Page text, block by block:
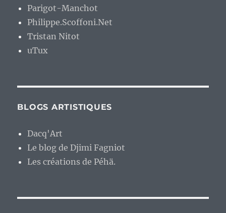
Parigot-Manchot
Philippe.Scoffoni.Net
Tristan Nitot
uTux
BLOGS ARTISTIQUES
Dacq'Art
Le blog de Djimi Fagniot
Les créations de Péhä.